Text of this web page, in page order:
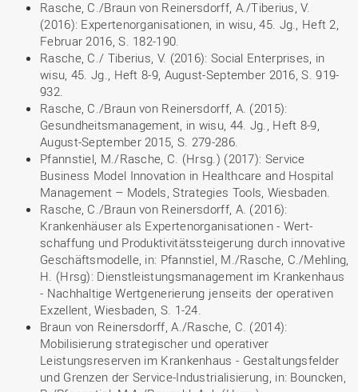
Rasche, C./Braun von Reinersdorff, A./Tiberius, V.
(2016): Expertenorganisationen, in wisu, 45. Jg., Heft 2,
Februar 2016, S. 182-190.
Rasche, C./ Tiberius, V. (2016): Social Enterprises, in
wisu, 45. Jg., Heft 8-9, August-September 2016, S. 919-
932.
Rasche, C./Braun von Reinersdorff, A. (2015):
Gesundheitsmanagement, in wisu, 44. Jg., Heft 8-9,
August-September 2015, S. 279-286.
Pfannstiel, M./Rasche, C. (Hrsg.) (2017): Service
Business Model Innovation in Healthcare and Hospital
Management – Models, Strategies Tools, Wiesbaden.
Rasche, C./Braun von Reinersdorff, A. (2016):
Krankenhäuser als Expertenorganisationen - Wert-
schaffung und Produktivitätssteigerung durch innovative
Geschäftsmodelle, in: Pfannstiel, M./Rasche, C./Mehling,
H. (Hrsg): Dienstleistungsmanagement im Krankenhaus
- Nachhaltige Wertgenerierung jenseits der operativen
Exzellent, Wiesbaden, S. 1-24.
Braun von Reinersdorff, A./Rasche, C. (2014):
Mobilisierung strategischer und operativer
Leistungsreserven im Krankenhaus - Gestaltungsfelder
und Grenzen der Service-Industrialisierung, in: Bouncken,